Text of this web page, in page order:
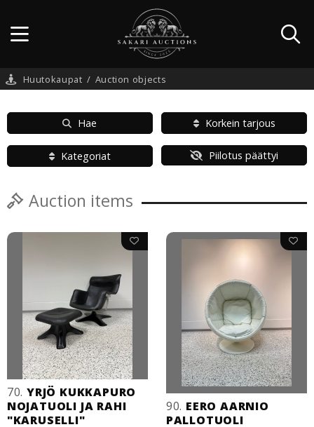
Huutokaupat / Auction objects
Hae Korkein tarjous
Kategoriat Piilotus päättyi
Auction items
70. YRJÖ KUKKAPURO
NOJATUOLI JA RAHI
"KARUSELLI"
90. EERO AARNIO
PALLOTUOLI